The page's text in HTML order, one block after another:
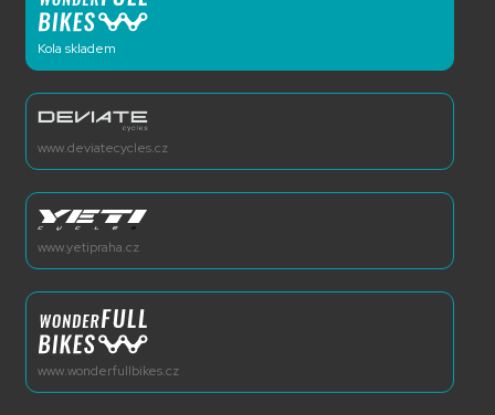
Kola skladem
www.deviatecycles.cz
www.yetipraha.cz
www.wonderfullbikes.cz